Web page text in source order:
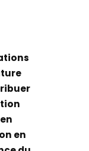
en